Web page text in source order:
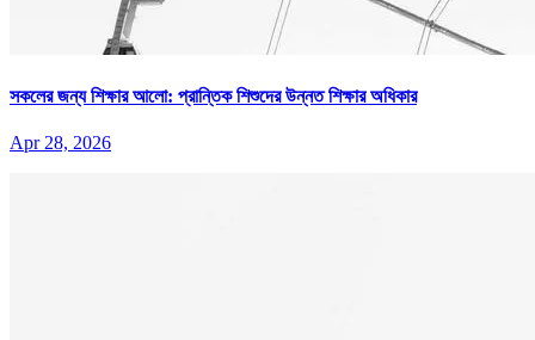
সকলের জন্য শিক্ষার আলো: প্রান্তিক শিশুদের উন্নত শিক্ষার অধিকার
Apr 28, 2026